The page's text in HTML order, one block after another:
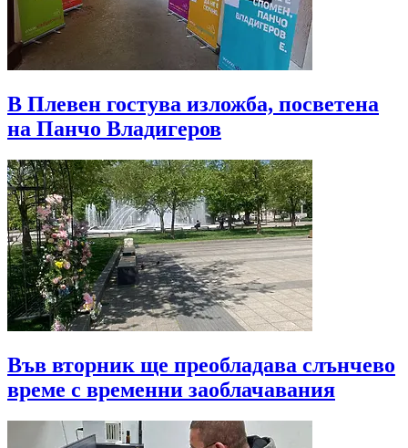
В Плевен гостува изложба, посветена
на Панчо Владигеров
Във вторник ще преобладава слънчево
време с временни заоблачавания